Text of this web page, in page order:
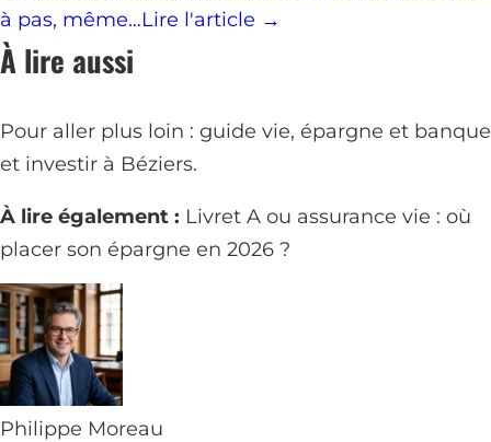
à pas, même…Lire l'article →
À lire aussi
Pour aller plus loin : guide vie, épargne et banque
et investir à Béziers.
À lire également : Livret A ou assurance vie : où
placer son épargne en 2026 ?
Philippe Moreau